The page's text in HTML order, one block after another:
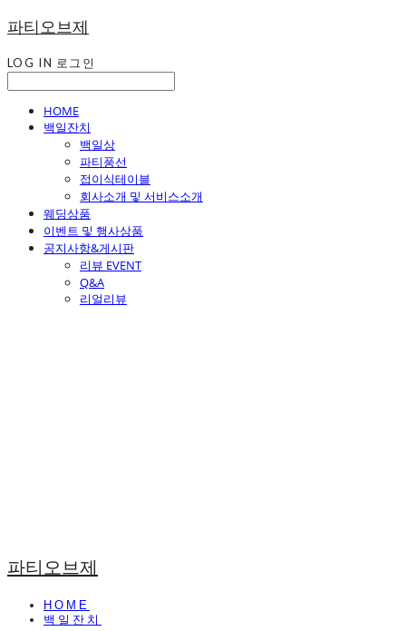
파티오브제
LOG IN 로그인
HOME
백일잔치
백일상
파티풍선
접이식테이블
회사소개 및 서비스소개
웨딩상품
이벤트 및 행사상품
공지사항&게시판
리뷰 EVENT
Q&A
리얼리뷰
파티오브제
HOME
백일잔치